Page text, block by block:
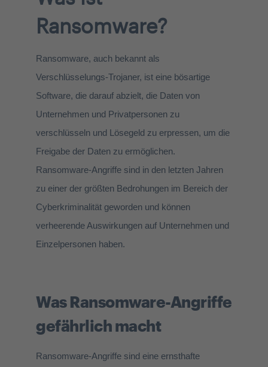
Ransomware?
Ransomware, auch bekannt als
Verschlüsselungs-Trojaner, ist eine bösartige
Software, die darauf abzielt, die Daten von
Unternehmen und Privatpersonen zu
verschlüsseln und Lösegeld zu erpressen, um die
Freigabe der Daten zu ermöglichen.
Ransomware-Angriffe sind in den letzten Jahren
zu einer der größten Bedrohungen im Bereich der
Cyberkriminalität geworden und können
verheerende Auswirkungen auf Unternehmen und
Einzelpersonen haben.
Was Ransomware-Angriffe
gefährlich macht
Ransomware-Angriffe sind eine ernsthafte